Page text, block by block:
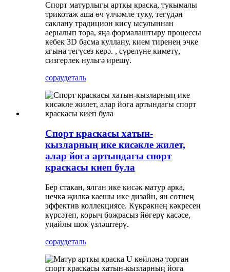
Спорт матурлыгы арткы краска, тукымалы
трикотаж аша өч үлчәмле туку, тегүдән
саклану традицион кисү ысулыннан
аерылып тора, яңа формалаштыру процессы
кебек 3D басма куллану, кием тиренең эчке
ягына тегүсез керә. , сүрелүне киметү,
сизгерлек нульгә ирешү.
сораудеталь
Спорт краскасы хатын-
кызларның ике кисәкле жилет,
алар йога артындагы спорт
краскасы киеп була
Бер стакан, ялган ике кисәк матур арка,
нечкә җилкә каешы ике дизайн, ян сөтнең
эффектив коллекциясе. Күкрәкнең кәкресен
күрсәтеп, корыч боҗрасыз йөгерү касәсе,
уңайлы шок үзләштерү.
сораудеталь